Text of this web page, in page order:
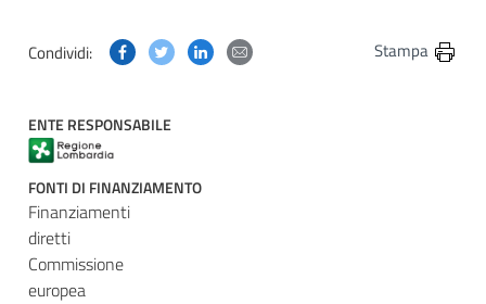
Condividi: Condividi questa pagina su Facebook
Condividi questa pagina su Twitter
Condividi questa pagina su Linkedin
Condividi questa pagina via
Stampa
ENTE RESPONSABILE
FONTI DI FINANZIAMENTO
Finanziamenti
diretti
Commissione
europea